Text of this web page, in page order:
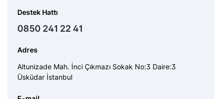
Destek Hattı
0850 241 22 41
Adres
Altunizade Mah. İnci Çıkmazı Sokak No:3 Daire:3
Üsküdar İstanbul